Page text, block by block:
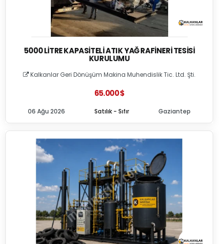
5000 LITRE KAPASITELI ATIK YAĞ RAFINERI TESISI
KURULUMU
Kalkanlar Geri Dönüşüm Makina Muhendislik Tic. Ltd. Şti.
65.000 $
Satılık - Sıfır
06 Ağu 2026 Gaziantep